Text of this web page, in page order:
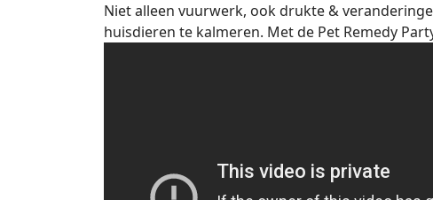
Niet alleen vuurwerk, ook drukte &
huisdieren te kalmeren. Met de Pet Remedy